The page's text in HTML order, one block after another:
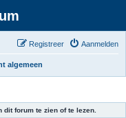
Aanmelden
Registreer
algemeen
forum te zien of te lezen.